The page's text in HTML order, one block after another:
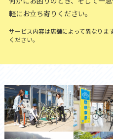
軽にお立ち寄りください。
サービス内容は店舗によって異なりま
ください。